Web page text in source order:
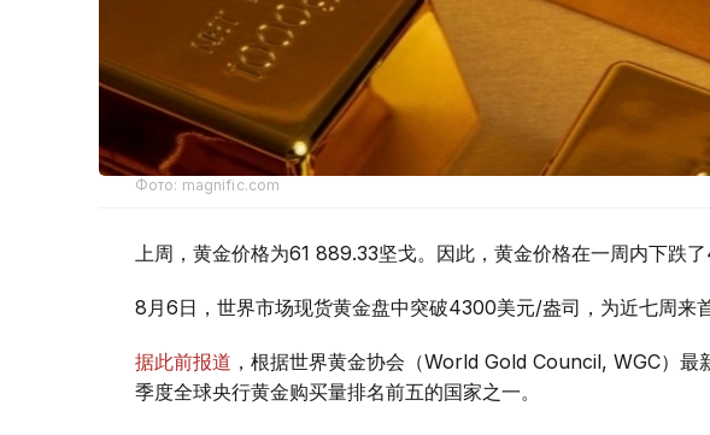
Фото: magnific.com
上周，黄金价格为61 889.33坚戈。因此，黄金价格在一周内下跌了
8月6日，世界市场现货黄金盘中突破4300美元/盎司，为近七周来首
据此前报道 ，根据世界黄金协会（World Gold Council, WGC）最
季度全球央行黄金购买量排名前五的国家之一。